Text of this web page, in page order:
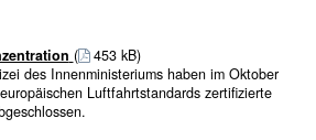
(
453 kB)
des Innenministeriums haben im Oktober
Luftfahrtstandards zertifizierte